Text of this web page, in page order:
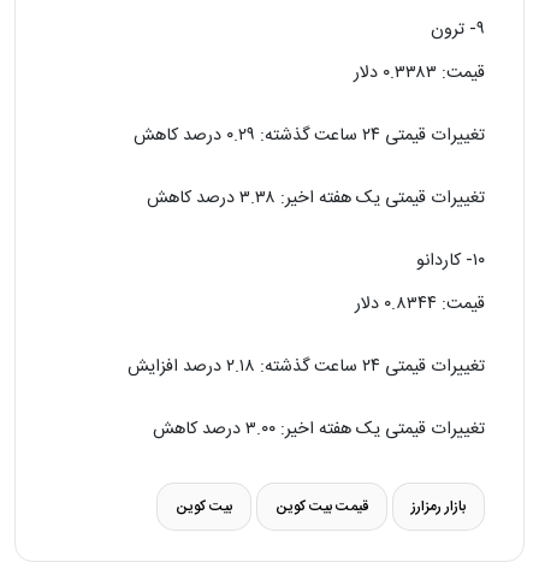
۹- ترون
قیمت: ۰.۳۳۸۳ دلار
تغییرات قیمتی ۲۴ ساعت گذشته: ۰.۲۹ درصد کاهش
تغییرات قیمتی یک هفته اخیر: ۳.۳۸ درصد کاهش
۱۰- کاردانو
قیمت: ۰.۸۳۴۴ دلار
تغییرات قیمتی ۲۴ ساعت گذشته: ۲.۱۸ درصد افزایش
تغییرات قیمتی یک هفته اخیر: ۳.۰۰ درصد کاهش
بازار رمزارز قیمت بیت کوین بیت کوین